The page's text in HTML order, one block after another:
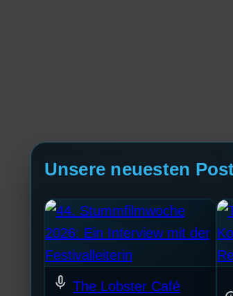
Unsere neuesten
mic The Lobster Café